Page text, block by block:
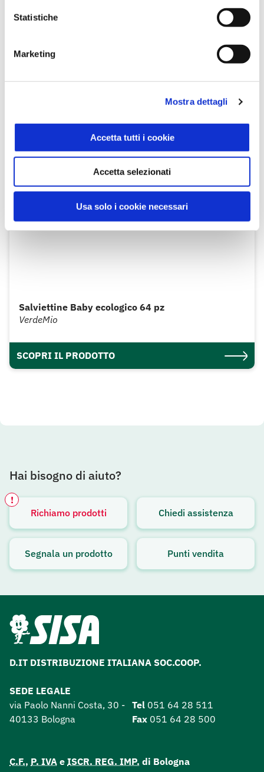
Statistiche
Marketing
Mostra dettagli
Accetta tutti i cookie
Accetta selezionati
Usa solo i cookie necessari
SCOPRI IL PRODOTTO
Salviettine Baby ecologico 64 pz
VerdeMio
SCOPRI IL PRODOTTO
Hai bisogno di aiuto?
Richiamo prodotti
!
Avviso attivo
Chiedi assistenza
Segnala un prodotto Punti vendita
D.IT DISTRIBUZIONE ITALIANA SOC.COOP.
SEDE LEGALE
via Paolo Nanni Costa, 30 -
40133 Bologna
Tel 051 64 28 511
Fax 051 64 28 500
C.F., P. IVA e ISCR. REG. IMP. di Bologna